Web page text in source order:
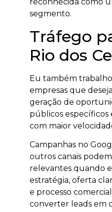
reconhecida como
segmento.
Tráfego
Rio dos
Eu também
empresas que
geração de
públicos específicos
com maior
Campanhas no
outros canais
relevantes quando
estratégia, oferta
e processo
converter leads em